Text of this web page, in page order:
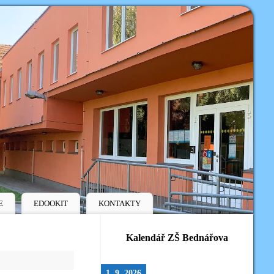
EDOOKIT KONTAKTY
Kalendář ZŠ Bednářova